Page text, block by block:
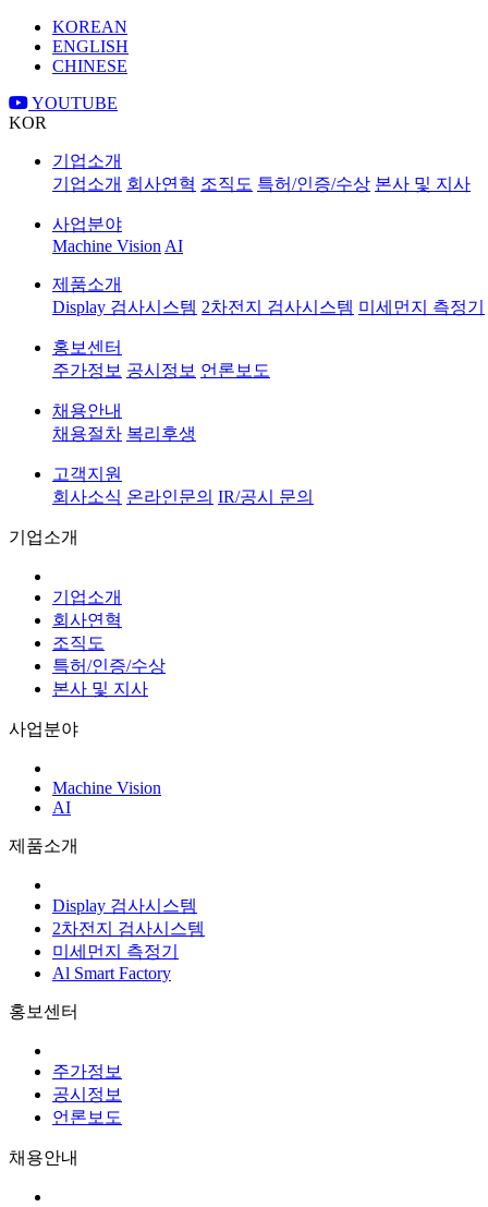
KOREAN
ENGLISH
CHINESE
YOUTUBE
KOR
기업소개
기업소개 회사연혁 조직도 특허/인증/수상 본사 및 지사
사업분야
Machine Vision AI
제품소개
Display 검사시스템 2차전지 검사시스템 미세먼지 측정기
홍보센터
주가정보 공시정보 언론보도
채용안내
채용절차 복리후생
고객지원
회사소식 온라인문의 IR/공시 문의
기업소개
기업소개
회사연혁
조직도
특허/인증/수상
본사 및 지사
사업분야
Machine Vision
AI
제품소개
Display 검사시스템
2차전지 검사시스템
미세먼지 측정기
Al Smart Factory
홍보센터
주가정보
공시정보
언론보도
채용안내